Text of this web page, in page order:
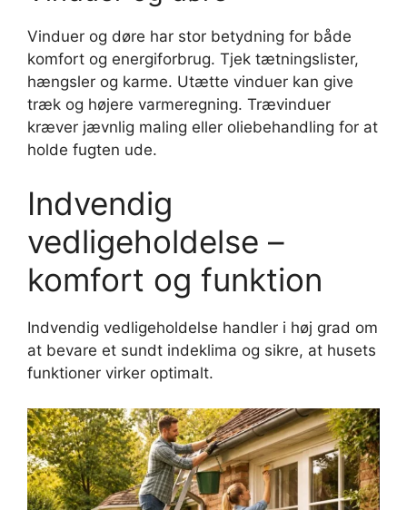
Vinduer og døre har stor betydning for både
komfort og energiforbrug. Tjek tætningslister,
hængsler og karme. Utætte vinduer kan give
træk og højere varmeregning. Trævinduer
kræver jævnlig maling eller oliebehandling for at
holde fugten ude.
Indvendig
vedligeholdelse –
komfort og funktion
Indvendig vedligeholdelse handler i høj grad om
at bevare et sundt indeklima og sikre, at husets
funktioner virker optimalt.